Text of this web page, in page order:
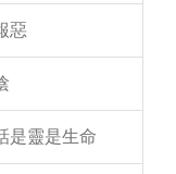
惡
是靈是生命